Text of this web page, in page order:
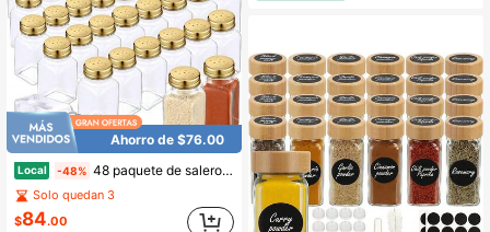
Ahorro de $76.00
Local -48% 48 paquete de saleros de vidrio a granel con tapas y tapas de acero inoxidable de 2.7 oz, pequeños saleros para cocina, restaurantes y catering, suministros para bodas y fiestas, Clásico dorado
Solo quedan 3
$84.00